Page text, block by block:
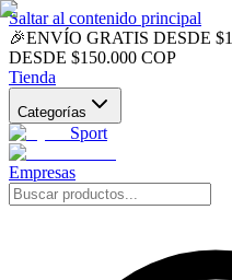
Saltar al contenido principal
🎉ENVÍO GRATIS DESDE
DESDE $150.000 COP
Tienda
Categorías
Sport
Empresas